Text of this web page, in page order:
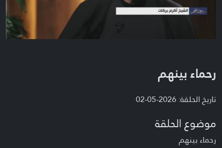
رحماء بينهم
تاريخ الحلقة: 2026-05-02
موضوع الحلقة
رحماء بينهم